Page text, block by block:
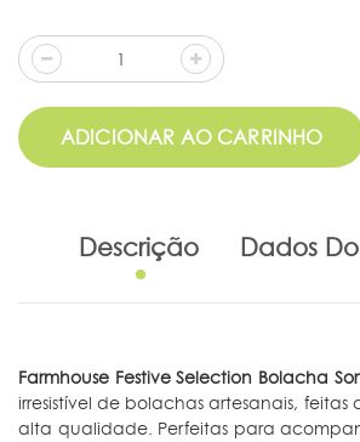
ADICIONAR AO CARRINHO
Descrição Dados
Farmhouse Festive Selection Bolacha
irresistível de bolachas artesanais, feitas
alta qualidade. Perfeitas para